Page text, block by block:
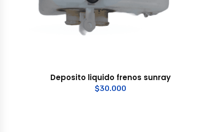
Deposito liquido frenos sunray
$30.000